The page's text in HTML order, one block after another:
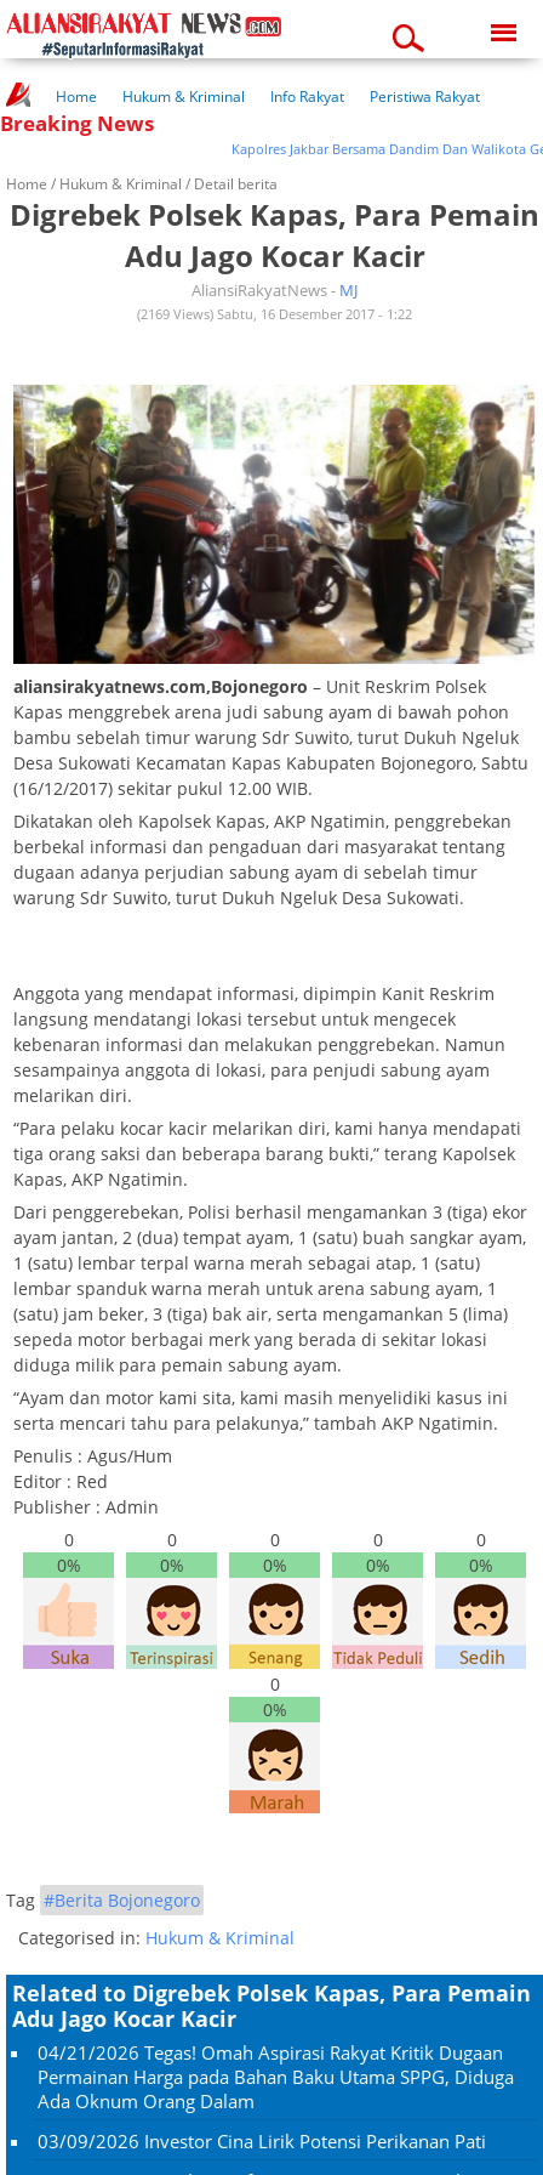
02:11:48 pm
Home Hukum & Kriminal Info Rakyat
Peristiwa Rakyat
Kuliner Rakyat
Wisata Rakyat
Breaking News
Kapolres Jakbar Bersama Dandim Dan Walikota
Home / Hukum & Kriminal / Detail berita
Digrebek Polsek Kapas, Para Pemain
Adu Jago Kocar Kacir
AliansiRakyatNews - MJ
(2169 Views) Sabtu, 16 Desember 2017 - 1:22
aliansirakyatnews.com,Bojonegoro – Unit Reskrim Polsek
Kapas menggrebek arena judi sabung ayam di bawah pohon
bambu sebelah timur warung Sdr Suwito, turut Dukuh Ngeluk
Desa Sukowati Kecamatan Kapas Kabupaten Bojonegoro, Sabtu
(16/12/2017) sekitar pukul 12.00 WIB.
Dikatakan oleh Kapolsek Kapas, AKP Ngatimin, penggrebekan
berbekal informasi dan pengaduan dari masyarakat tentang
dugaan adanya perjudian sabung ayam di sebelah timur
warung Sdr Suwito, turut Dukuh Ngeluk Desa Sukowati.
Anggota yang mendapat informasi, dipimpin Kanit Reskrim
langsung mendatangi lokasi tersebut untuk mengecek
kebenaran informasi dan melakukan penggrebekan. Namun
sesampainya anggota di lokasi, para penjudi sabung ayam
melarikan diri.
“Para pelaku kocar kacir melarikan diri, kami hanya mendapati
tiga orang saksi dan beberapa barang bukti,” terang Kapolsek
Kapas, AKP Ngatimin.
Dari penggerebekan, Polisi berhasil mengamankan 3 (tiga) ekor
ayam jantan, 2 (dua) tempat ayam, 1 (satu) buah sangkar ayam,
1 (satu) lembar terpal warna merah sebagai atap, 1 (satu)
lembar spanduk warna merah untuk arena sabung ayam, 1
(satu) jam beker, 3 (tiga) bak air, serta mengamankan 5 (lima)
sepeda motor berbagai merk yang berada di sekitar lokasi
diduga milik para pemain sabung ayam.
“Ayam dan motor kami sita, kami masih menyelidiki kasus ini
serta mencari tahu para pelakunya,” tambah AKP Ngatimin.
Penulis : Agus/Hum
Editor : Red
Publisher : Admin
0
0%
0
0%
0
0%
0
0%
0
0%
0
0%
Tag #Berita Bojonegoro
Categorised in: Hukum & Kriminal
Related to Digrebek Polsek Kapas, Para Pemain
Adu Jago Kocar Kacir
04/21/2026 Tegas! Omah Aspirasi Rakyat Kritik Dugaan
Permainan Harga pada Bahan Baku Utama SPPG, Diduga
Ada Oknum Orang Dalam
03/09/2026 Investor Cina Lirik Potensi Perikanan Pati